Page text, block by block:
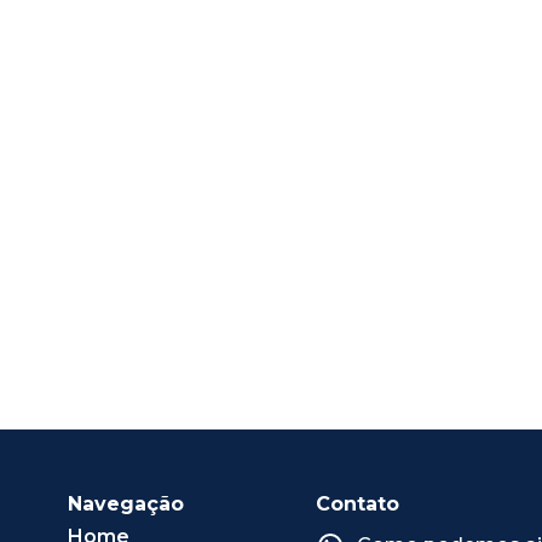
Navegação
Home
Contato